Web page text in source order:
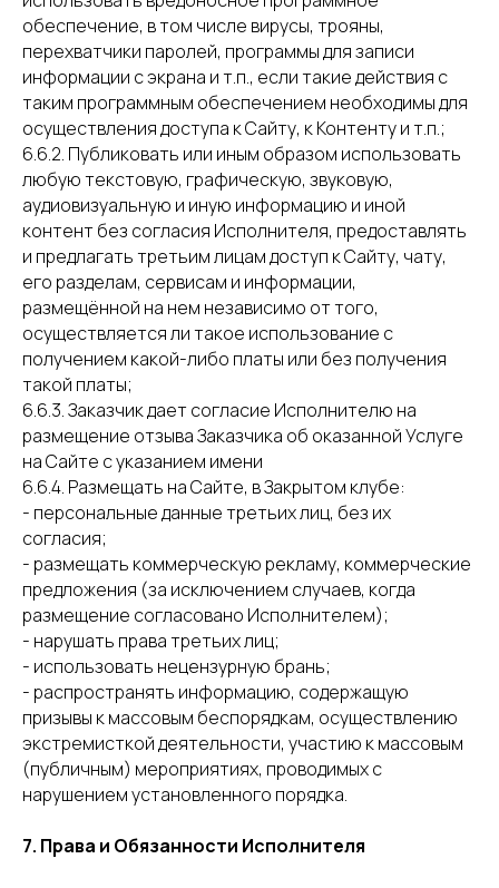
обеспечение, в том числе вирусы, трояны,
перехватчики паролей, программы для записи
информации с экрана и т.п., если такие действия с
таким программным обеспечением необходимы для
осуществления доступа к Сайту, к Контенту и т.п.;
6.6.2. Публиковать или иным образом использовать
любую текстовую, графическую, звуковую,
аудиовизуальную и иную информацию и иной
контент без согласия Исполнителя, предоставлять
и предлагать третьим лицам доступ к Сайту, чату,
его разделам, сервисам и информации,
размещённой на нем независимо от того,
осуществляется ли такое использование с
получением какой-либо платы или без получения
такой платы;
6.6.3. Заказчик дает согласие Исполнителю на
размещение отзыва Заказчика об оказанной Услуге
на Сайте с указанием имени
6.6.4. Размещать на Сайте, в Закрытом клубе:
- персональные данные третьих лиц, без их
согласия;
- размещать коммерческую рекламу, коммерческие
предложения (за исключением случаев, когда
размещение согласовано Исполнителем);
- нарушать права третьих лиц;
- использовать нецензурную брань;
- распространять информацию, содержащую
призывы к массовым беспорядкам, осуществлению
экстремисткой деятельности, участию к массовым
(публичным) мероприятиях, проводимых с
нарушением установленного порядка.
7. Права и Обязанности Исполнителя